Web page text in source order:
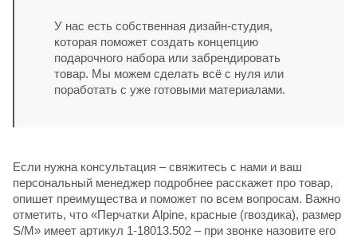
У нас есть собственная дизайн-студия,
которая поможет создать концепцию
подарочного набора или забрендировать
товар. Мы можем сделать всё с нуля или
поработать с уже готовыми материалами.
Если нужна консультация – свяжитесь с нами и ваш
персональный менеджер подробнее расскажет про товар,
опишет преимущества и поможет по всем вопросам. Важно
отметить, что «Перчатки Alpine, красные (гвоздика), размер
S/M» имеет артикул 1-18013.502 – при звонке назовите его